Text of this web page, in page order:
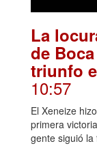
La
de
triunfo
10:57
El Xeneize
primera
gente siguió